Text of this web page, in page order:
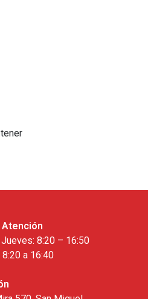
Atención
Jueves: 8:20 – 16:50
a 16:40